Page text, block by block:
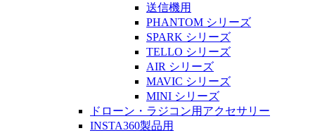
送信機用
PHANTOM シリーズ
SPARK シリーズ
TELLO シリーズ
AIR シリーズ
MAVIC シリーズ
MINI シリーズ
ドローン・ラジコン用アクセサリー
INSTA360製品用